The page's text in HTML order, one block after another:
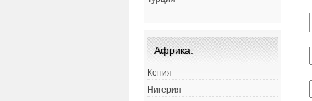
Африка:
Кения
Нигерия